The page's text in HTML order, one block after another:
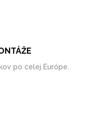
po celej Európe.